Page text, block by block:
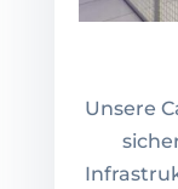
Unsere